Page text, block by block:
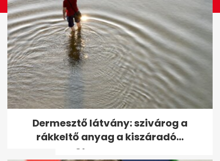
Kettészakadt az albérletpiac:
egyetemvárosokban
elfogytak a kiadó...
Dermesztő látvány: szivárog a
rákkeltő anyag a kiszáradó...